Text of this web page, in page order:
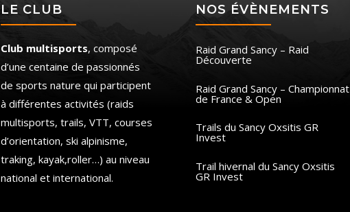
LE CLUB
Club multisports, composé
d’une centaine de passionnés
de sports nature qui participent
à différentes activités (raids
multisports, trails, VTT, courses
d’orientation, ski alpinisme,
traking, kayak,roller…) au niveau
national et international.
NOS ÉVÈNEMENTS
Raid Grand Sancy – Raid
Découverte
Raid Grand Sancy – Championnat
de France & Open
Trails du Sancy Oxsitis GR
Invest
Trail hivernal du Sancy Oxsitis
GR Invest